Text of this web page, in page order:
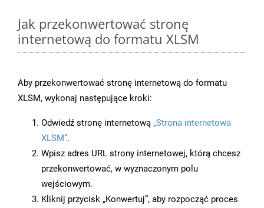
Jak przekonwertować stronę
internetową do formatu XLSM
Aby przekonwertować stronę internetową do formatu
XLSM, wykonaj następujące kroki:
Odwiedź stronę internetową „Strona internetowa
XLSM”.
Wpisz adres URL strony internetowej, którą chcesz
przekonwertować, w wyznaczonym polu
wejściowym.
Kliknij przycisk „Konwertuj”, aby rozpocząć proces